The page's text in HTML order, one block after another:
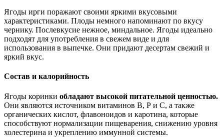
Ягоды ирги поражают своими яркими вкусовыми
характеристиками. Плоды немного напоминают по вкусу
чернику. Послевкусие нежное, миндальное. Ягоды идеально
подходят для употребления в свежем виде и для
использования в выпечке. Они придают десертам свежий и
яркий вкус.
Состав и калорийность
Ягоды коринки обладают высокой питательной ценностью.
Они являются источником витаминов В, Р и С, а также
органических кислот, флавоноидов и каротина, которые
способствуют нормализации пищеварения, снижению уровня
холестерина и укреплению иммунной системы.